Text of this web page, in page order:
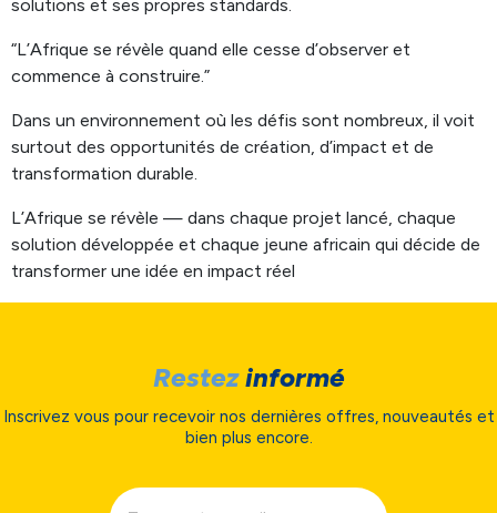
solutions et ses propres standards.
“L’Afrique se révèle quand elle cesse d’observer et
commence à construire.”
Dans un environnement où les défis sont nombreux, il voit
surtout des opportunités de création, d’impact et de
transformation durable.
L’Afrique se révèle — dans chaque projet lancé, chaque
solution développée et chaque jeune africain qui décide de
transformer une idée en impact réel
Restezinformé
Inscrivez vous pour recevoir nos dernières offres, nouveautés et
bien plus encore.